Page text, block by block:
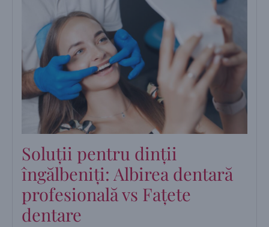
Soluții pentru dinții
îngălbeniți: Albirea dentară
profesională vs Fațete
dentare